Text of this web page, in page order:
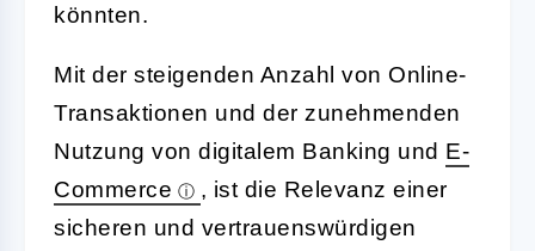
könnten.
Mit der steigenden Anzahl von Online-
Transaktionen und der zunehmenden
Nutzung von digitalem Banking und E-
Commerce
, ist die Relevanz einer
sicheren und vertrauenswürdigen